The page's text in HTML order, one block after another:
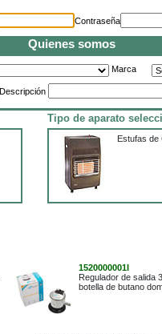
Quienes somos
Contraseña
Marca
Descripción
Tipo de aparato
Estufas de
1520000001I
Regulador de salida
botella de butano